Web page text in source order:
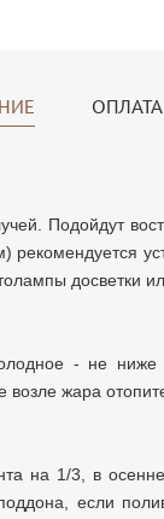
Подойдут
рекомендуется
досветки
- не ниже
возле жара
на 1/3, в
если